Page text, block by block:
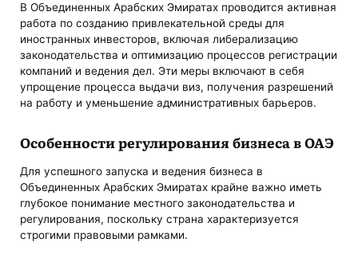
В Объединенных Арабских Эмиратах проводится активная
работа по созданию привлекательной среды для
иностранных инвесторов, включая либерализацию
законодательства и оптимизацию процессов регистрации
компаний и ведения дел. Эти меры включают в себя
упрощение процесса выдачи виз, получения разрешений
на работу и уменьшение административных барьеров.
Особенности регулирования бизнеса в ОАЭ
Для успешного запуска и ведения бизнеса в
Объединенных Арабских Эмиратах крайне важно иметь
глубокое понимание местного законодательства и
регулирования, поскольку страна характеризуется
строгими правовыми рамками.